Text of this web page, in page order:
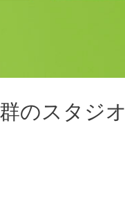
のスタジオ